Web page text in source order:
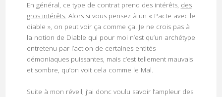
En général, ce type de contrat prend des intérêts, des
gros intérêts. Alors si vous pensez à un « Pacte avec le
diable », on peut voir ça comme ça. Je ne crois pas à
la notion de Diable qui pour moi n’est qu’un archétype
entretenu par l’action de certaines entités
démoniaques puissantes, mais c’est tellement mauvais
et sombre, qu’on voit cela comme le Mal.
Suite à mon réveil, j’ai donc voulu savoir l’ampleur des